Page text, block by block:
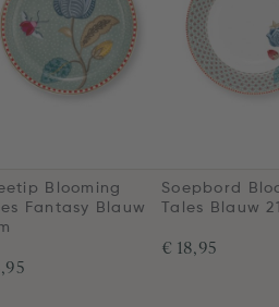
Blooming
Fantasy Blauw
Soepbord
Tales Blauw
€ 18,95